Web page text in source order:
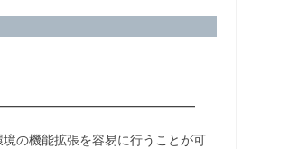
の機能拡張を容易に行うことが可